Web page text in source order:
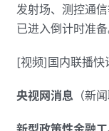
发射场、测控通
已进入倒计时准备
[视频]国内联播快
央视网消息 （新